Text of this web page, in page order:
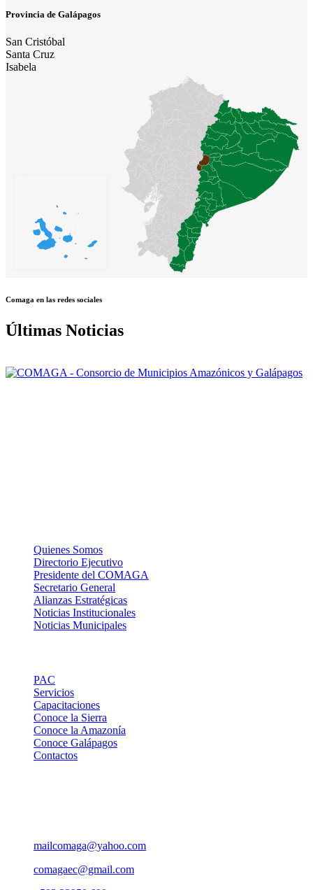
Provincia de Galápagos
San Cristóbal
Santa Cruz
Isabela
Comaga en las redes sociales
Últimas Noticias
Quienes Somos
Directorio Ejecutivo
Presidente del COMAGA
Secretario General
Alianzas Estratégicas
Noticias Institucionales
Noticias Municipales
PAC
Servicios
Capacitaciones
Conoce la Sierra
Conoce la Amazonía
Conoce Galápagos
Contactos
mailcomaga@yahoo.com
comagaec@gmail.com